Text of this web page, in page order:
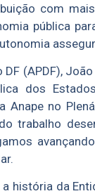
com
pública
(APDF),
dos
no
trabalho
história da